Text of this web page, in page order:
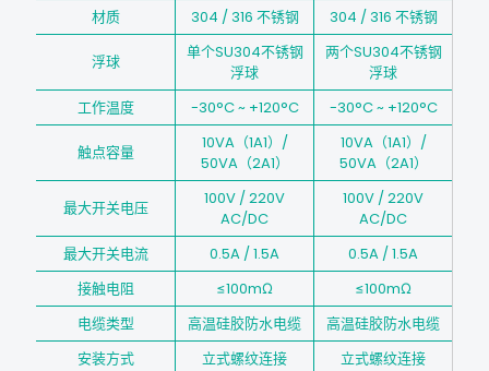
材质
304 / 316 不锈钢 304 / 316 不锈钢
浮球
单个SU304不锈钢
浮球
两个SU304不锈钢
浮球
工作温度
-30°C ~ +120°C -30°C ~ +120°C
触点容量
10VA（1A1）/
50VA（2A1）
10VA（1A1）/
50VA（2A1）
最大开关电压
100V / 220V
AC/DC
100V / 220V
AC/DC
最大开关电流
0.5A / 1.5A
0.5A / 1.5A
接触电阻
≤100mΩ
≤100mΩ
电缆类型
高温硅胶防水电缆
高温硅胶防水电缆
安装方式
立式螺纹连接
立式螺纹连接